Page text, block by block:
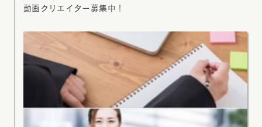
動画クリエイター募集中！